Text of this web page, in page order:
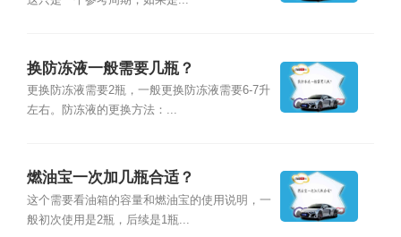
换防冻液一般需要几瓶？
更换防冻液需要2瓶，一般更换防冻液需要6-7升
左右。防冻液的更换方法：...
燃油宝一次加几瓶合适？
这个需要看油箱的容量和燃油宝的使用说明，一
般初次使用是2瓶，后续是1瓶...